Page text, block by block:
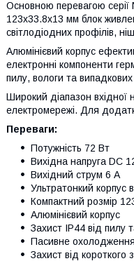
Основною перевагою серії
123x33.8x13 мм блок
світлодіодних профілів,
Алюмінієвий корпус
електронні компоненти
пилу, вологи та
Широкий діапазон вхідної
електромережі. Для
Переваги:
Потужність 72 Вт
Вихідна напруга DC
Вихідний струм 6 А
Ультратонкий корпус
Компактний розмір
Алюмінієвий корпус
Захист IP44 від пилу
Пасивне охолодження
Захист від короткого